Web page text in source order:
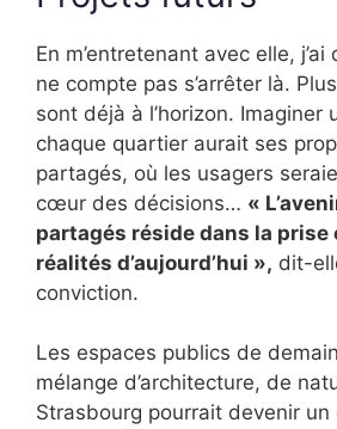
En m’entretenant avec elle, j’ai
ne compte pas s’arrêter là.
sont déjà à l’horizon. Imaginer
chaque quartier aurait ses
partagés, où les usagers
cœur des décisions… «
partagés réside dans la prise
réalités d’aujourd’hui », dit-
conviction.
Les espaces publics de
mélange d’architecture, de
Strasbourg pourrait devenir un